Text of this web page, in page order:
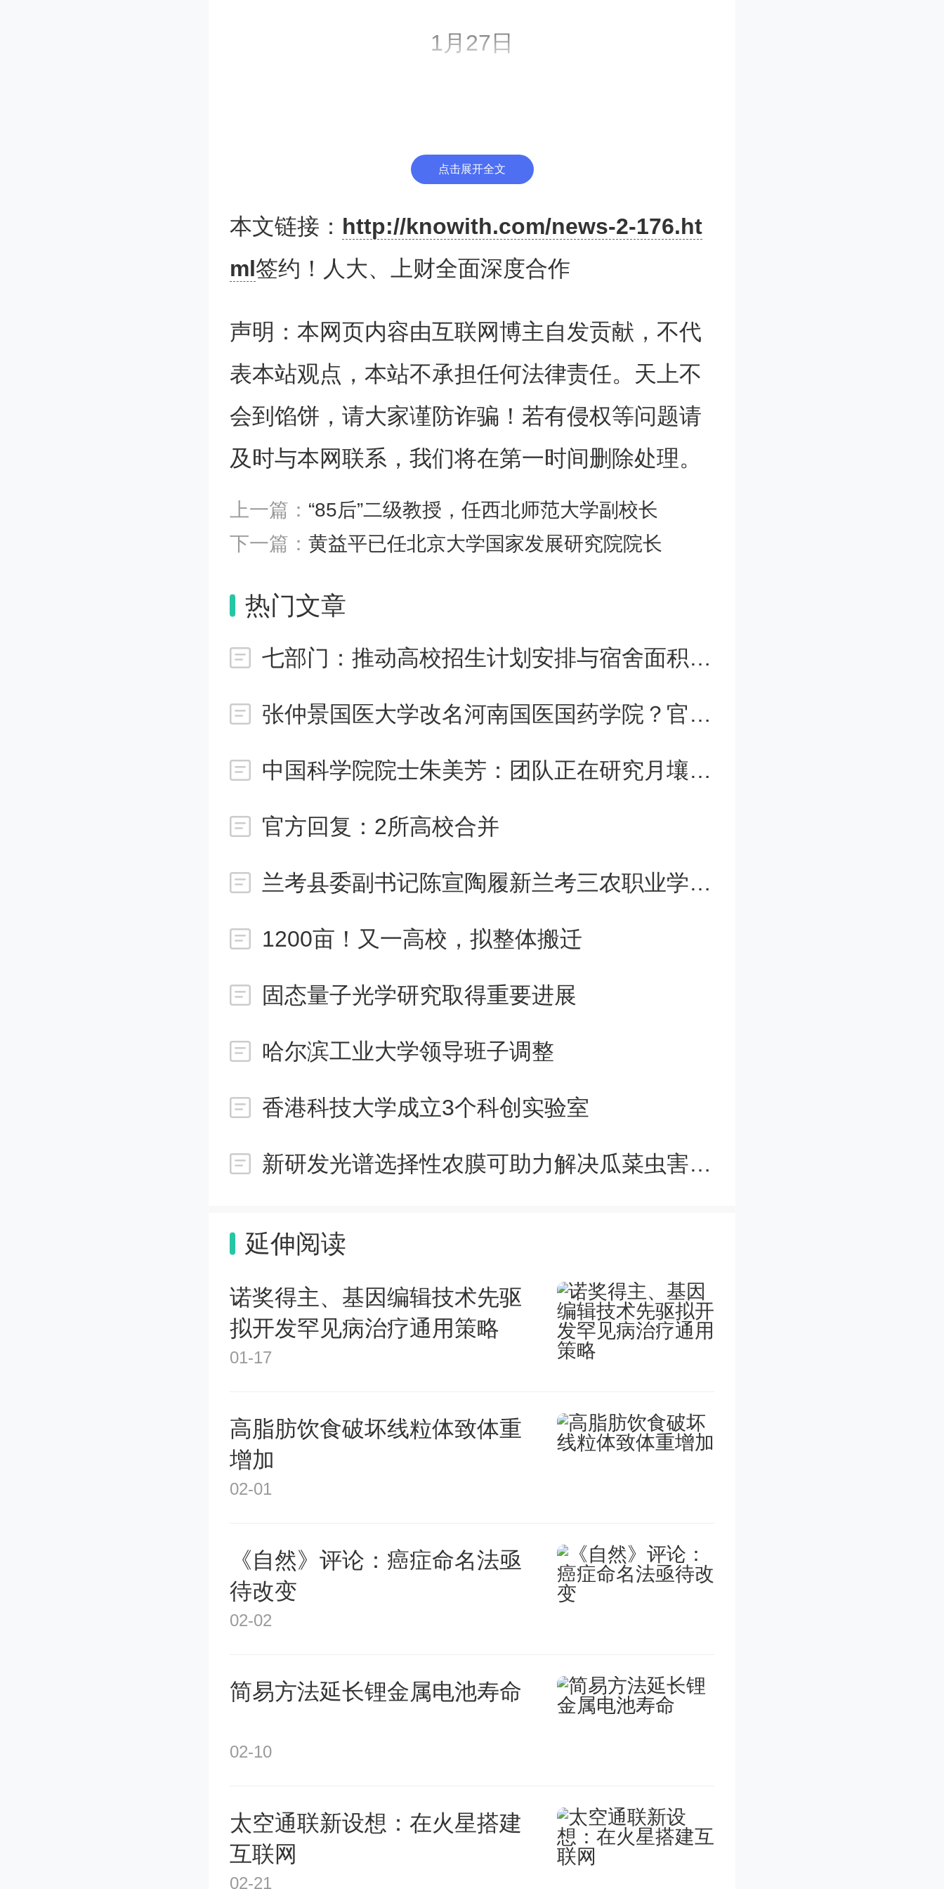
1月27日
携手开启全面深度合作的新篇章
教育部社会科学司司长徐青森，中国人民大学党
委书记张东刚、党委副书记郑水泉，上海财经大
学党委书记许涛、校长刘元春出席签约仪式。中
国人民大学副校长郑新业、上海财经大学副校长
李增泉分别代表双方签署战略合作框架协议。签
约仪式由上海财经大学校长助理刘莉亚主持。
为深入贯彻落实习近平 总书记在中国人民大学考
察调研时重要讲话精神，进一步提升各自办学能
力和水平，中国人民大学与上海财经大学本着“优
势互补、协同发展、合作共赢”的原则，以服务国
主题，以建构中国自主的知识体系为主线，围绕
学科建设、科学研究、人才培养、干部培养、品
牌项目等领域开展战略合作，在协同推进两校思
究、加快建构中国自主的知识体系等方面着力推
动合作落地落实落细。
张东刚指出，中国人民大学与上海财经大学的发
展都与党和国家的发展历程紧密相关，两校将以
此次战略合作框架协议的签署为契机，紧紧围绕
实，组织开展高水平的理论研究、决策咨询、社
事；充分发挥两校金融经济学科优势，推动建构
中国自主的知识体系，让中国特色哲学社会科学
真正屹立于世界学术之林；坚持立德树人根本任
治信念，培养更多堪当民族复兴重任的时代新
人；胸怀天下、放眼全球，让越来越多的中国学
值、构建人类命运共同体贡献更多的中国智慧、
中国方案。
许涛指出，上海财经大学与中国人民大学携手签
署战略合作框架协议，共同打造新时代国内高校
合作新模式、新标杆、新典范，必将在建设教育
煌篇章。未来，两校将进一步深化战略合作，胸
点击展开全文
本文链接： http://knowith.com/news-2-176.ht
ml签约！人大、上财全面深度合作
声明：本网页内容由互联网博主自发贡献，不代
表本站观点，本站不承担任何法律责任。天上不
会到馅饼，请大家谨防诈骗！若有侵权等问题请
及时与本网联系，我们将在第一时间删除处理。
上一篇： “85后”二级教授，任西北师范大学副校长
下一篇： 黄益平已任北京大学国家发展研究院院长
热门文章
七部门：推动高校招生计划安排与宿舍面积达标挂钩
张仲景国医大学改名河南国医国药学院？官方回复
中国科学院院士朱美芳：团队正在研究月壤纤维
官方回复：2所高校合并
兰考县委副书记陈宣陶履新兰考三农职业学院院长
1200亩！又一高校，拟整体搬迁
固态量子光学研究取得重要进展
哈尔滨工业大学领导班子调整
香港科技大学成立3个科创实验室
新研发光谱选择性农膜可助力解决瓜菜虫害问题
延伸阅读
诺奖得主、基因编辑技术先驱
拟开发罕见病治疗通用策略
01-17
高脂肪饮食破坏线粒体致体重
增加
02-01
《自然》评论：癌症命名法亟
待改变
02-02
简易方法延长锂金属电池寿命
02-10
太空通联新设想：在火星搭建
互联网
02-21